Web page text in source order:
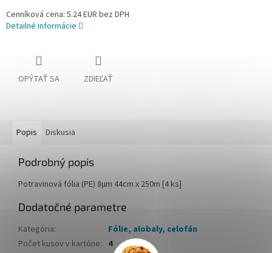
Cenníková cena: 5.24 EUR bez DPH
Detailné informácie
OPÝTAŤ SA ZDIEĽAŤ
Popis Diskusia
Podrobný popis
Potravinová fólia (PE) 8µm 44cm x 250m [4 ks]
Dodatočné parametre
Kategória:
Fólie, alobaly, celofán
Počet kusov v kartóne: 4